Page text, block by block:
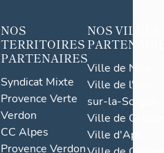
NOS
TERRITOIRES
PARTENAIRES
Syndicat Mixte
Provence Verte
Verdon
CC Alpes
Provence Verdon
NOS VILLES
Ville de Nice
Ville de l'Isle-
sur-la-Sorgue
Ville de Grasse
Ville d'Apt